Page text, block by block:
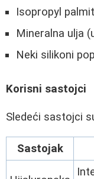
Isopropyl
Mineralna ulja
Neki silikoni
Korisni sastojci
Sledeći sastojci
Sastojak